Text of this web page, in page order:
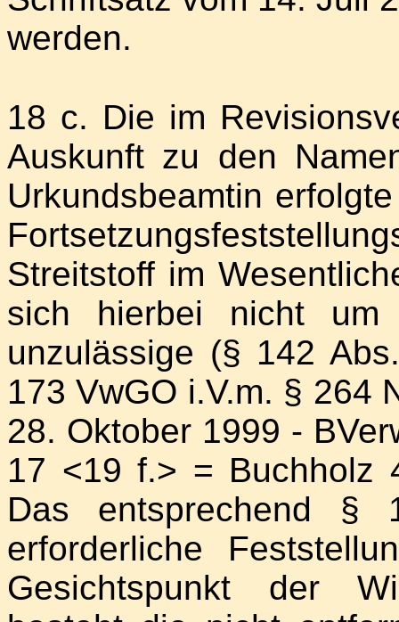
werden.
18 c. Die im
Auskunft zu den
Urkundsbeamtin
Streitstoff im
sich hierbei nicht um
unzulässige (§ 142
173 VwGO i.V.m. § 264
28. Oktober 1999 -
17 <19 f.> = Buchholz
Das entsprechend
erforderliche
Gesichtspunkt der